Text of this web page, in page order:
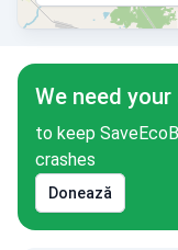
We need
to keep
crashes
Donează